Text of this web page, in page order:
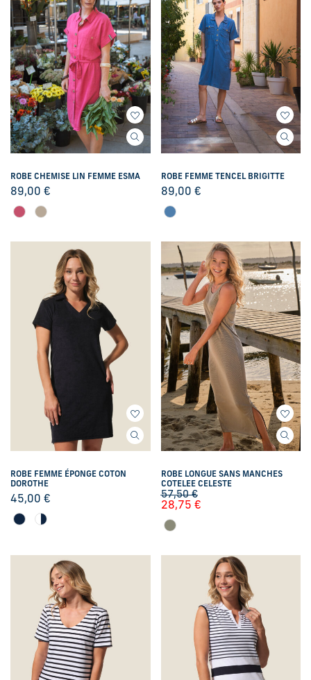
ROBE CHEMISE LIN FEMME ESMA
89,00 €
ROBE FEMME TENCEL BRIGITTE
89,00 €
ROBE FEMME ÉPONGE COTON
DOROTHE
45,00 €
ROBE LONGUE SANS MANCHES
COTELEE CELESTE
57,50€
28,75 €